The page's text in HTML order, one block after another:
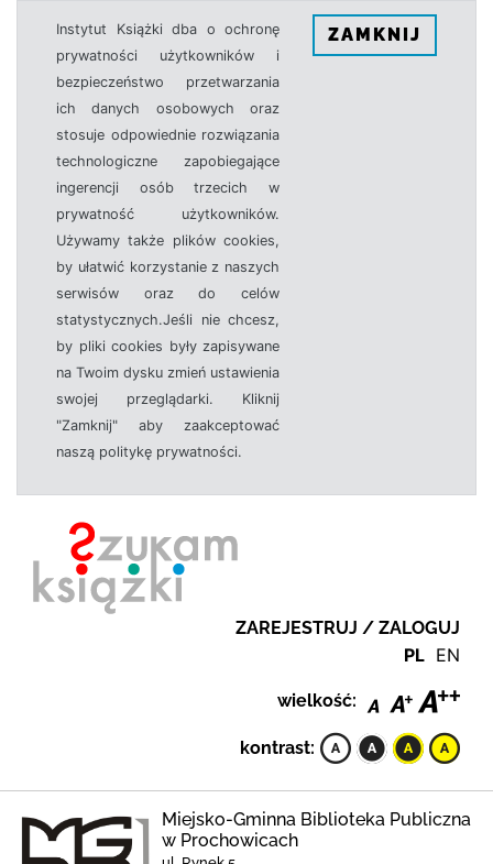
Instytut Książki dba o ochronę
prywatności użytkowników i
bezpieczeństwo przetwarzania
ich danych osobowych oraz
stosuje odpowiednie rozwiązania
technologiczne zapobiegające
ingerencji osób trzecich w
prywatność użytkowników.
Używamy także plików cookies,
by ułatwić korzystanie z naszych
serwisów oraz do celów
statystycznych.Jeśli nie chcesz,
by pliki cookies były zapisywane
na Twoim dysku zmień ustawienia
swojej przeglądarki. Kliknij
"Zamknij" aby zaakceptować
naszą politykę prywatności.
ZAMKNIJ
ZAREJESTRUJ / ZALOGUJ
PL EN
wielkość:
kontrast:
Miejsko-Gminna Biblioteka Publiczna
w Prochowicach